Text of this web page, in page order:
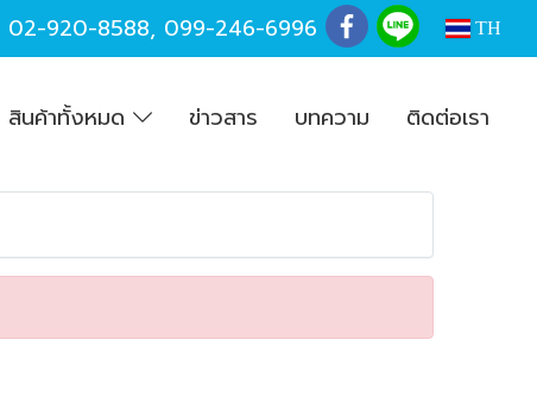
02-920-8588, 099-246-6996 TH
สินค้าทั้งหมด ข่าวสาร บทความ ติดต่อเรา